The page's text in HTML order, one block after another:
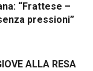
“Frattese –
pressioni”
ALLA RESA